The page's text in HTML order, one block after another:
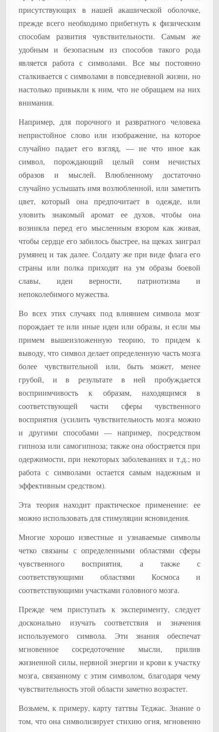
присутствующих в нашей акашической оболочке,
прежде всего необходимо прибегнуть к физическим
способам развития чувствительности. Самым же
удобным и безопасным из способов такого рода
является работа с символами. Все мы постоянно
сталкивается с символами в повседневной жизни, но
настолько привыкли к ним, что не обращаем на них
внимания.
Например, для порочного и развратного человека
непристойное слово или изображение, на которое
случайно падает его взгляд, — не что иное как
символ, порождающий целый сонм нечистых
образов и мыслей. Влюбленному достаточно
случайно услышать имя возлюбленной, или заметить
цвет, который она предпочитает в одежде, или
уловить знакомый аромат ее духов, чтобы она
возникла перед его мысленным взором как живая,
чтобы сердце его забилось быстрее, на щеках заиграл
румянец и так далее. Солдату же при виде флага его
страны или полка приходят на ум образы боевой
славы, идеи верности, патриотизма и
непоколебимого мужества.
Во всех этих случаях под влиянием символа мозг
порождает те или иные идеи или образы, и если мы
примем вышеизложенную теорию, то придем к
выводу, что символ делает определенную часть мозга
более чувствительной или, быть может, менее
грубой, и в результате в ней пробуждается
восприимчивость к образам, находящимся в
соответствующей части сферы чувственного
восприятия (усилить чувствительность мозга можно
и другими способами — например, посредством
гипноза или самогипноза; также она обостряется при
одержимости, при некоторых заболеваниях и т.д.; но
работа с символами остается самым надежным и
эффективным средством).
Эта теория находит практическое применение: ее
можно использовать для стимуляции ясновидения.
Многие хорошо известные и узнаваемые символы
четко связаны с определенными областями сферы
чувственного восприятия, а также с
соответствующими областями Космоса и
соответствующими участками головного мозга.
Прежде чем приступать к эксперименту, следует
досконально изучать соответствия и значения
используемого символа. Эти знания обеспечат
мгновенное сосредоточение мысли, прилив
жизненной силы, нервной энергии и крови к участку
мозга, связанному с этим символом, благодаря чему
чувствительность этой области заметно возрастет.
Возьмем, к примеру, карту таттвы Теджас. Знание о
том, что она символизирует стихию огня, мгновенно